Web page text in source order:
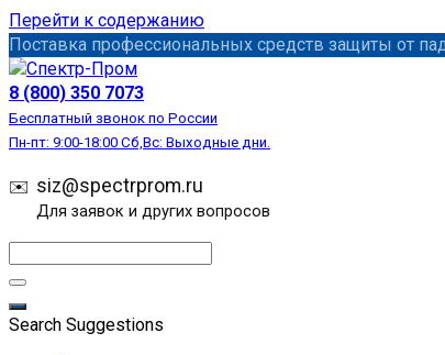
Перейти к содержанию
Поставка профессиональных средств защиты от
8 (800) 350 7073
Бесплатный звонок по России
Пн-пт: 9:00-18:00 Сб,Вс: Выходные дни.
siz@spectrprom.ru
Для заявок и других вопросов
Search Suggestions